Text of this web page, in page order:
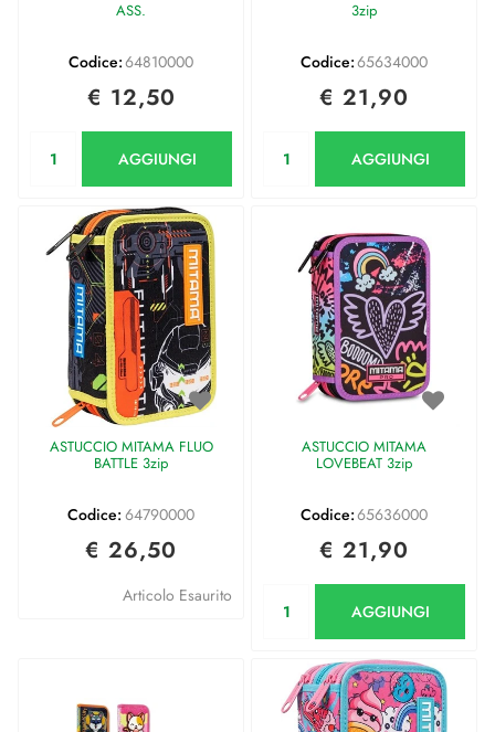
ASS.
Codice:64810000
€ 12,50
AGGIUNGI
3zip
Codice:65634000
€ 21,90
AGGIUNGI
ASTUCCIO MITAMA FLUO
BATTLE 3zip
Codice: 64790000
€ 26,50
Articolo Esaurito
ASTUCCIO MITAMA
LOVEBEAT 3zip
Codice:65636000
€ 21,90
AGGIUNGI